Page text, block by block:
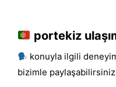
portekiz
konuyla ilgili
bizimle